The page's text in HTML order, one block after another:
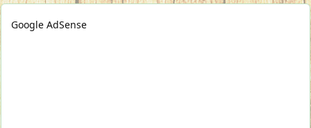
Google AdSense